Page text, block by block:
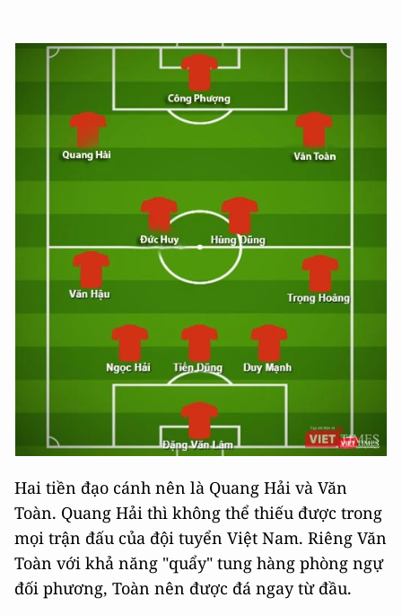
Hai tiền đạo cánh nên là Quang Hải và Văn
Toàn. Quang Hải thì không thể thiếu được trong
mọi trận đấu của đội tuyển Việt Nam. Riêng Văn
Toàn với khả năng "quẩy" tung hàng phòng ngự
đối phương, Toàn nên được đá ngay từ đầu.